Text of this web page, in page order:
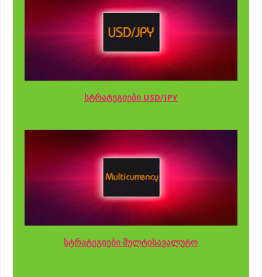
სტრატეგიები USD/JPY
სტრატეგიები მულტისავალუტო